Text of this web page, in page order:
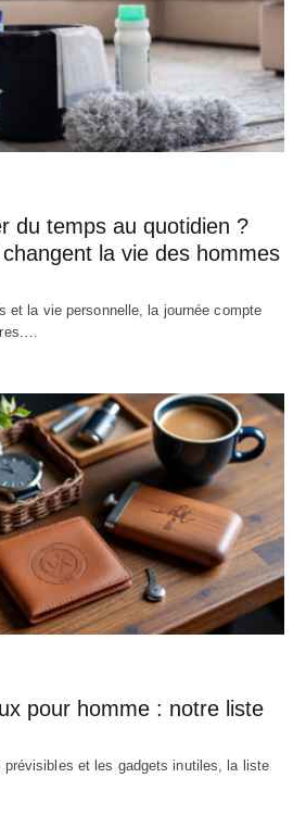
du temps au quotidien ?
la vie des hommes
et la vie personnelle, la journée compte
pour homme : notre liste
prévisibles et les gadgets inutiles, la liste